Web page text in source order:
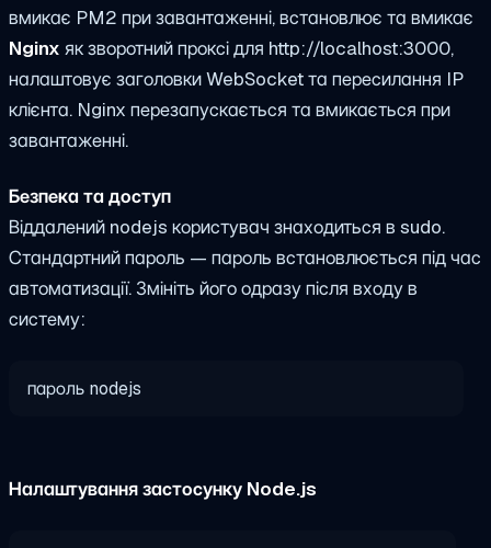
вмикає PM2 при завантаженні, встановлює та вмикає
Nginx як зворотний проксі для http://localhost:3000,
налаштовує заголовки WebSocket та пересилання IP
клієнта. Nginx перезапускається та вмикається при
завантаженні.
Безпека та доступ
Віддалений nodejs користувач знаходиться в sudo.
Стандартний пароль — пароль встановлюється під час
автоматизації. Змініть його одразу після входу в
систему:
пароль nodejs
Налаштування застосунку Node.js